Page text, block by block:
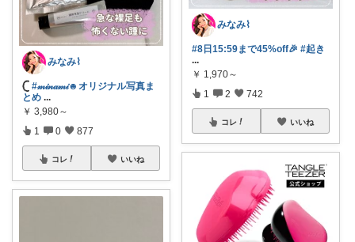
みなみ⌇
𓊆 #𝓂𝒾𝓃𝒶𝓂𝒾☻オリジナル写真ま
とめ ...
￥ 3,980～
1 0 877
コレ いいね
みなみ⌇
#8日15:59まで45%off🎉 #起き
...
￥ 1,970～
1 2 742
コレ いいね